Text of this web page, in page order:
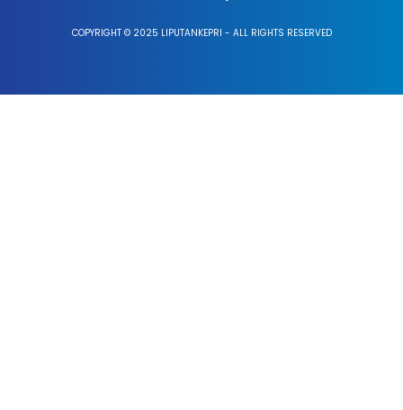
COPYRIGHT © 2025 LIPUTANKEPRI - ALL RIGHTS RESERVED